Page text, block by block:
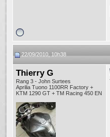
22/09/2010, 10h38
Thierry G
Rang 3 - John Surtees
Aprilia Tuono 1100RR Factory +
KTM 1290 GT + TM Racing 450 EN